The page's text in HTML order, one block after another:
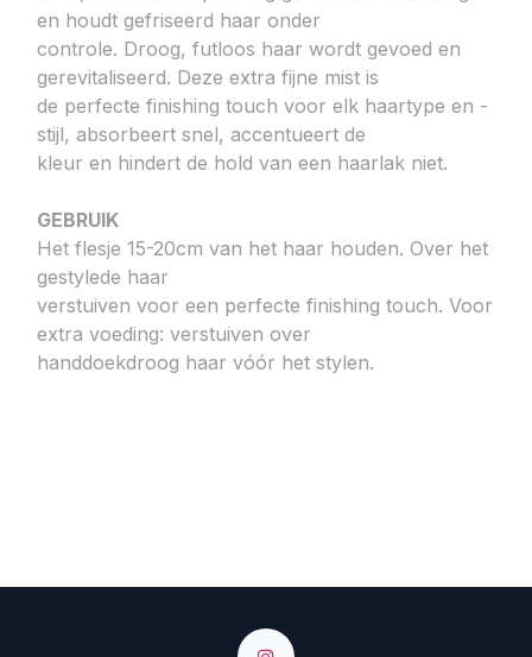
en houdt gefriseerd haar onder
controle. Droog, futloos haar wordt gevoed en
gerevitaliseerd. Deze extra fijne mist is
de perfecte finishing touch voor elk haartype en -
stijl, absorbeert snel, accentueert de
kleur en hindert de hold van een haarlak niet.
GEBRUIK
Het flesje 15-20cm van het haar houden. Over het
gestylede haar
verstuiven voor een perfecte finishing touch. Voor
extra voeding: verstuiven over
handdoekdroog haar vóór het stylen.